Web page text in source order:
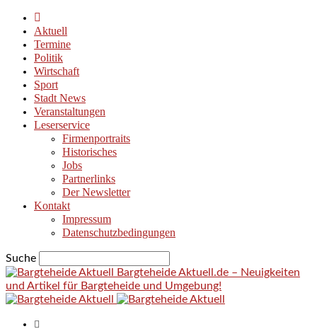
Aktuell
Termine
Politik
Wirtschaft
Sport
Stadt News
Veranstaltungen
Leserservice
Firmenportraits
Historisches
Jobs
Partnerlinks
Der Newsletter
Kontakt
Impressum
Datenschutzbedingungen
Suche
Bargteheide Aktuell.de – Neuigkeiten
und Artikel für Bargteheide und Umgebung!